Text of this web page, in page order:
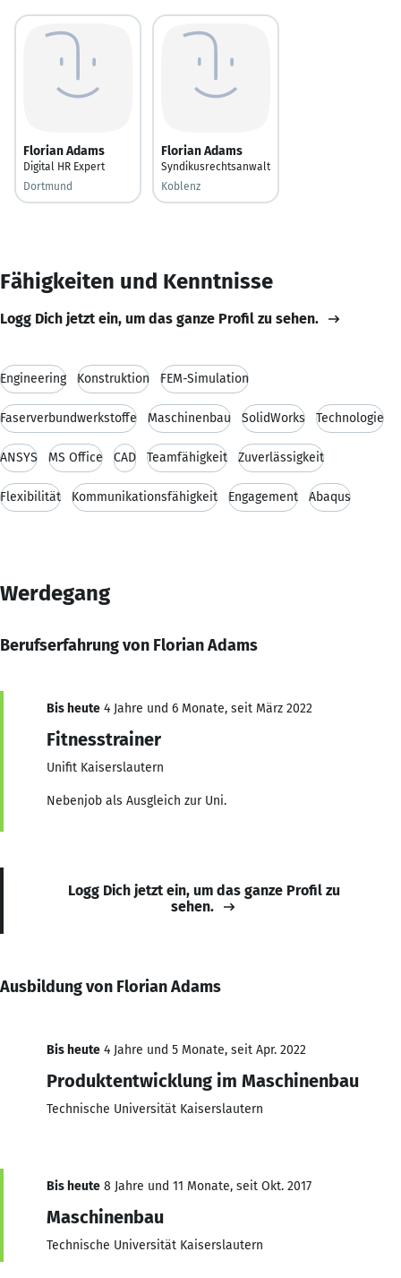
Florian Adams
Digital HR Expert
Dortmund
Florian Adams
Syndikusrechtsanwalt
Koblenz
Fähigkeiten und Kenntnisse
Logg Dich jetzt ein, um das ganze Profil zu sehen.
Engineering Konstruktion FEM-Simulation
Faserverbundwerkstoffe Maschinenbau SolidWorks Technologie
ANSYS MS Office CAD Teamfähigkeit Zuverlässigkeit
Flexibilität Kommunikationsfähigkeit Engagement Abaqus
Werdegang
Berufserfahrung von Florian Adams
Bis heute 4 Jahre und 6 Monate, seit März 2022
Fitnesstrainer
Unifit Kaiserslautern
Nebenjob als Ausgleich zur Uni.
Logg Dich jetzt ein, um das ganze Profil zu
sehen.
Ausbildung von Florian Adams
Bis heute 4 Jahre und 5 Monate, seit Apr. 2022
Produktentwicklung im Maschinenbau
Technische Universität Kaiserslautern
Bis heute 8 Jahre und 11 Monate, seit Okt. 2017
Maschinenbau
Technische Universität Kaiserslautern